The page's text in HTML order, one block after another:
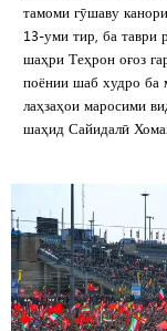
тамоми гӯшаву
13-уми тир, ба
шаҳри Теҳрон оғоз
поёнии шаб худро ба
лаҳзаҳои маросими
шаҳид Сайидалӣ